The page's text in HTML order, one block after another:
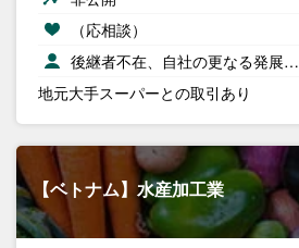
（応相談）
後継者不在、自社の更なる発展…
地元大手スーパーとの取引あり
【ベトナム】水産加工業